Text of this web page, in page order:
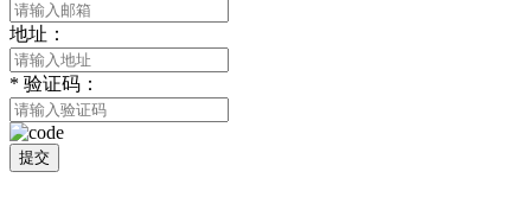
地址：
* 验证码：
提交